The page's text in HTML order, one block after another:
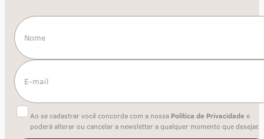
Ao se cadastrar você concorda com a nossa Política de Privacidade e
poderá alterar ou cancelar a newsletter a qualquer momento que desejar.